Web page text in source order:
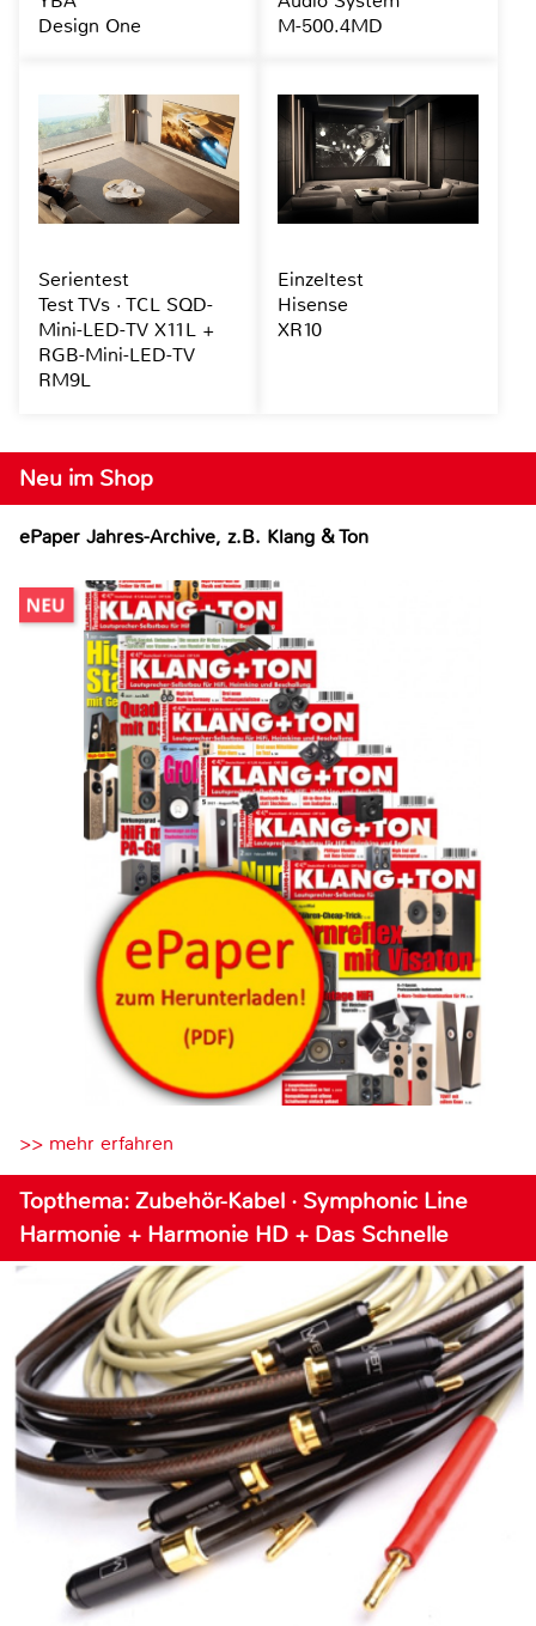
Neu im Shop
ePaper Jahres-Archive, z.B. Klang & Ton
>> mehr erfahren
Topthema: Zubehör-Kabel · Symphonic Line
Harmonie + Harmonie HD + Das Schnelle
Design One
M-500.4MD
Serientest
Test TVs · TCL SQD-
Mini-LED-TV X11L +
RGB-Mini-LED-TV
RM9L
Einzeltest
Hisense
XR10